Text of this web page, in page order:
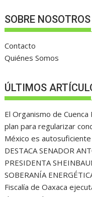
SOBRE NOSOTROS
Contacto
Quiénes Somos
ÚLTIMOS
El Organismo de Cuenca
plan para regularizar
México es
DESTACA SENADOR
PRESIDENTA
SOBERANÍA
Fiscalía de Oaxaca